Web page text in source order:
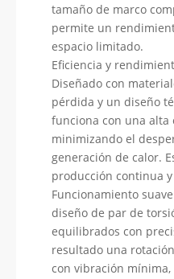
tamaño de marco
permite un
espacio limitado.
Eficiencia y
Diseñado con
pérdida y un diseño
funciona con una alta
minimizando el
generación de calor.
producción continua
Funcionamiento
diseño de par de
equilibrados con
resultado una
con vibración